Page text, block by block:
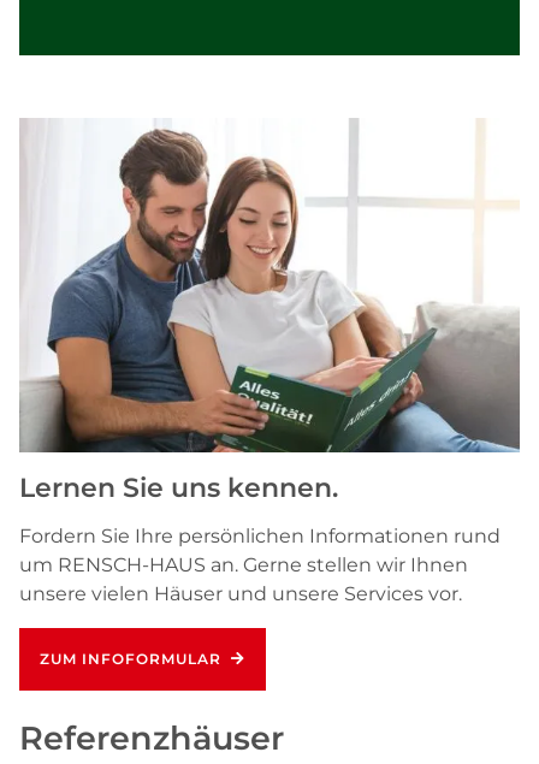
Lernen Sie uns kennen.
Fordern Sie Ihre persönlichen Informationen rund
um RENSCH-HAUS an. Gerne stellen wir Ihnen
unsere vielen Häuser und unsere Services vor.
ZUM INFOFORMULAR
Referenzhäuser